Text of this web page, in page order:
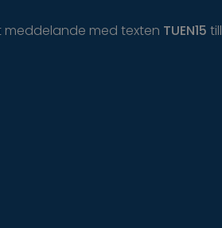
meddelande med texten TUEN15 till